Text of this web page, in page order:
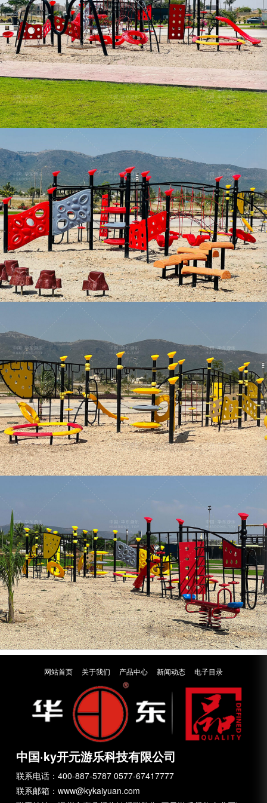
网站首页 关于我们 产品中心 新闻动态 电子目录
中国·ky开元游乐科技有限公司
联系电话：400-887-5787 0577-67417777
联系邮箱：www@kykaiyuan.com